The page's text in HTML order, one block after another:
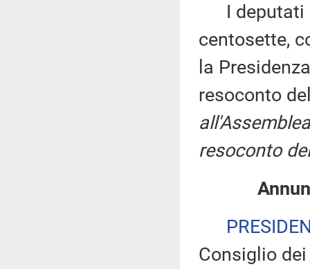
I deputati
centosette,
la
resoconto
resoconto
Consiglio